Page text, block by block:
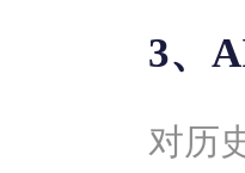
3、
对历